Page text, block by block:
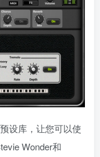
设库，让您可以使
Wonder和